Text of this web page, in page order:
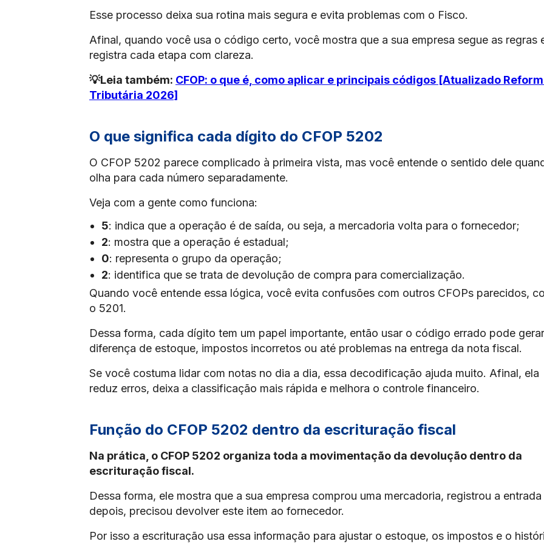
Esse processo deixa sua rotina mais segura e evita problemas com o Fisco.
Afinal, quando você usa o código certo, você mostra que a sua empresa segue as regras
registra cada etapa com clareza.
💡Leia também: CFOP: o que é, como aplicar e principais códigos [Atualizado
Tributária 2026]
O que significa cada dígito do CFOP 5202
O CFOP 5202 parece complicado à primeira vista, mas você entende o sentido dele
olha para cada número separadamente.
Veja com a gente como funciona:
5: indica que a operação é de saída, ou seja, a mercadoria volta para o fornecedor;
2: mostra que a operação é estadual;
0: representa o grupo da operação;
2: identifica que se trata de devolução de compra para comercialização.
Quando você entende essa lógica, você evita confusões com outros CFOPs parecidos,
o 5201.
Dessa forma, cada dígito tem um papel importante, então usar o código errado pode gerar
diferença de estoque, impostos incorretos ou até problemas na entrega da nota fiscal.
Se você costuma lidar com notas no dia a dia, essa decodificação ajuda muito. Afinal, ela
reduz erros, deixa a classificação mais rápida e melhora o controle financeiro.
Função do CFOP 5202 dentro da escrituração fiscal
Na prática, o CFOP 5202 organiza toda a movimentação da devolução dentro da
escrituração fiscal.
Dessa forma, ele mostra que a sua empresa comprou uma mercadoria, registrou a entrada
depois, precisou devolver este item ao fornecedor.
Por isso a escrituração usa essa informação para ajustar o estoque, os impostos e o